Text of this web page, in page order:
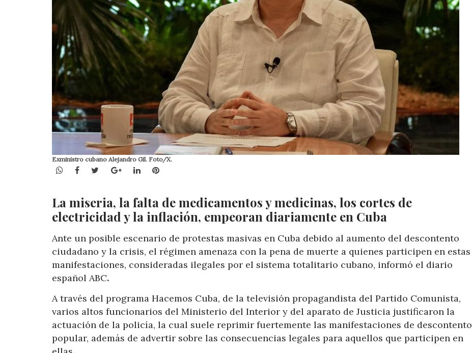
Exministro cubano Alejandro Gil. Foto/X.
WhatsApp
Facebook
TwitterGoogle+LinkedInPinterest
La miseria, la falta de medicamentos y medicinas, los cortes de
electricidad y la inflación, empeoran diariamente en Cuba
Ante un posible escenario de protestas masivas en Cuba debido al aumento del descontento
ciudadano y la crisis, el régimen amenaza con la pena de muerte a quienes participen en estas
manifestaciones, consideradas ilegales por el sistema totalitario cubano, informó el diario
español ABC.
A través del programa Hacemos Cuba, de la televisión propagandista del Partido Comunista,
varios altos funcionarios del Ministerio del Interior y del aparato de Justicia justificaron la
actuación de la policía, la cual suele reprimir fuertemente las manifestaciones de descontento
popular, además de advertir sobre las consecuencias legales para aquellos que participen en